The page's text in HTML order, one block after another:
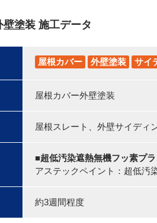
壁塗装 施工データ
屋根カバー 外壁塗装 サイ
屋根カバー外壁塗装
屋根スレート、外壁サイディ
■超低汚染遮熱無機フッ素プ
アステックペイント：超低汚
約3週間程度